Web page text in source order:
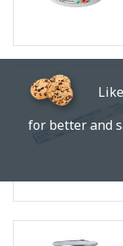
Like
for better